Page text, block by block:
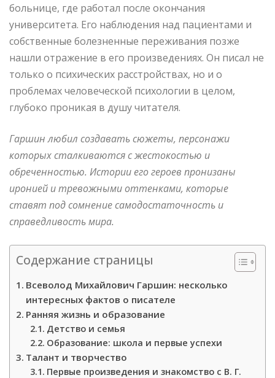
больнице, где работал после окончания
университета. Его наблюдения над пациентами и
собственные болезненные переживания позже
нашли отражение в его произведениях. Он писал не
только о психических расстройствах, но и о
проблемах человеческой психологии в целом,
глубоко проникая в душу читателя.
Гаршин любил создавать сюжеты, персонажи
которых сталкиваются с жестокостью и
обреченностью. Истории его героев пронизаны
иронией и тревожными оттенками, которые
ставят под сомнение самодостаточность и
справедливость мира.
Содержание страницы
Всеволод Михайлович Гаршин: несколько
интересных фактов о писателе
Ранняя жизнь и образование
Детство и семья
Образование: школа и первые успехи
Талант и творчество
Первые произведения и знакомство с В. Г.